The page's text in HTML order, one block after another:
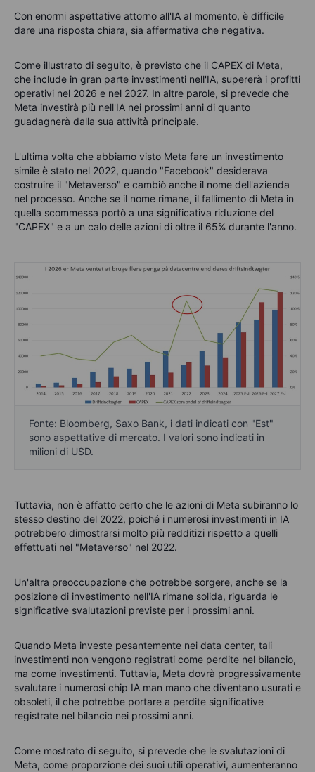
Con enormi aspettative attorno all'IA al momento, è difficile
dare una risposta chiara, sia affermativa che negativa.
Come illustrato di seguito, è previsto che il CAPEX di Meta,
che include in gran parte investimenti nell'IA, supererà i profitti
operativi nel 2026 e nel 2027. In altre parole, si prevede che
Meta investirà più nell'IA nei prossimi anni di quanto
guadagnerà dalla sua attività principale.
L'ultima volta che abbiamo visto Meta fare un investimento
simile è stato nel 2022, quando "Facebook" desiderava
costruire il "Metaverso" e cambiò anche il nome dell'azienda
nel processo. Anche se il nome rimane, il fallimento di Meta in
quella scommessa portò a una significativa riduzione del
"CAPEX" e a un calo delle azioni di oltre il 65% durante l'anno.
Fonte: Bloomberg, Saxo Bank, i dati indicati con "Est"
sono aspettative di mercato. I valori sono indicati in
milioni di USD.
Tuttavia, non è affatto certo che le azioni di Meta subiranno lo
stesso destino del 2022, poiché i numerosi investimenti in IA
potrebbero dimostrarsi molto più redditizi rispetto a quelli
effettuati nel "Metaverso" nel 2022.
Un'altra preoccupazione che potrebbe sorgere, anche se la
posizione di investimento nell'IA rimane solida, riguarda le
significative svalutazioni previste per i prossimi anni.
Quando Meta investe pesantemente nei data center, tali
investimenti non vengono registrati come perdite nel bilancio,
ma come investimenti. Tuttavia, Meta dovrà progressivamente
svalutare i numerosi chip IA man mano che diventano usurati e
obsoleti, il che potrebbe portare a perdite significative
registrate nel bilancio nei prossimi anni.
Come mostrato di seguito, si prevede che le svalutazioni di
Meta, come proporzione dei suoi utili operativi, aumenteranno